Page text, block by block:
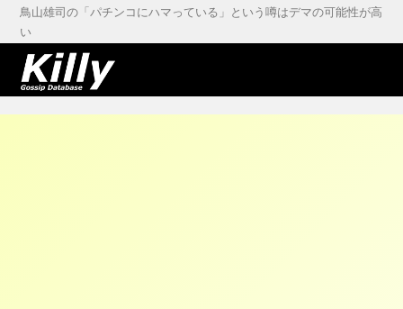
鳥山雄司の「パチンコにハマっている」という噂はデマの可能性が高
い